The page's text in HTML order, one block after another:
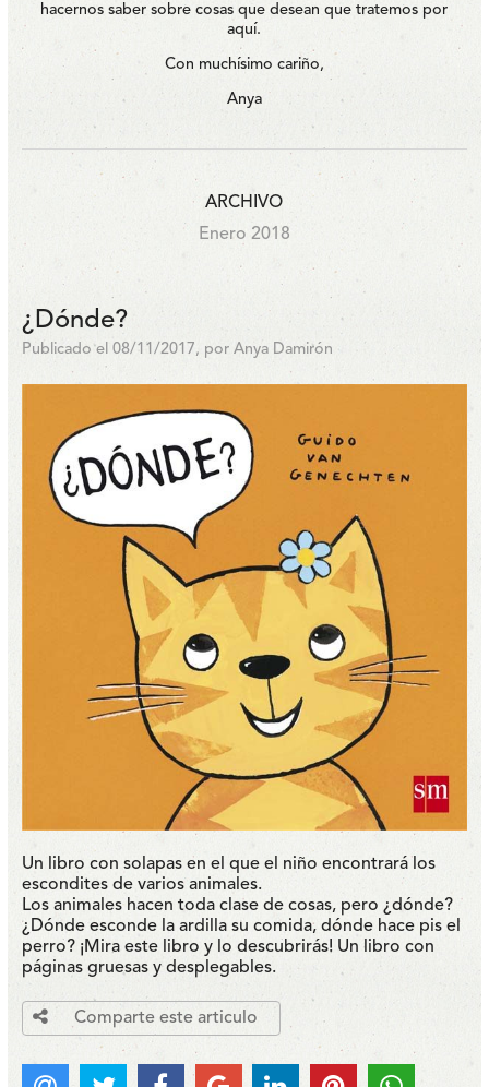
hacernos saber sobre cosas que desean que tratemos por
aquí.
Con muchísimo cariño,
Anya
ARCHIVO
Enero 2018
¿Dónde?
Publicado el 08/11/2017, por Anya Damirón
Un libro con solapas en el que el niño encontrará los
escondites de varios animales.
Los animales hacen toda clase de cosas, pero ¿dónde?
¿Dónde esconde la ardilla su comida, dónde hace pis el
perro? ¡Mira este libro y lo descubrirás! Un libro con
páginas gruesas y desplegables.
Comparte este articulo